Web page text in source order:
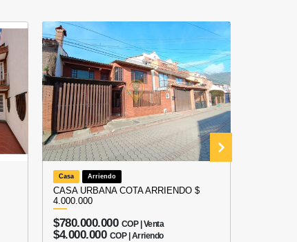
Casa Arriendo
CASA URBANA COTA ARRIENDO $
4.000.000
$780.000.000 COP | Venta
$4.000.000 COP | Arriendo